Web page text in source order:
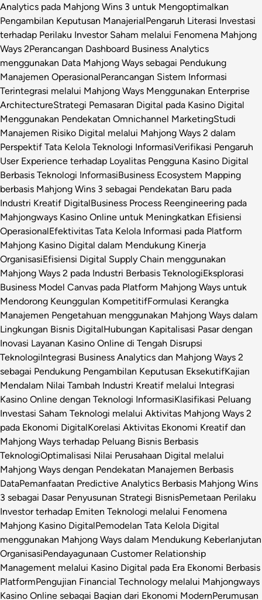
Analytics pada Mahjong Wins 3 untuk Mengoptimalkan
Pengambilan Keputusan ManajerialPengaruh Literasi Investasi
terhadap Perilaku Investor Saham melalui Fenomena Mahjong
Ways 2Perancangan Dashboard Business Analytics
menggunakan Data Mahjong Ways sebagai Pendukung
Manajemen OperasionalPerancangan Sistem Informasi
Terintegrasi melalui Mahjong Ways Menggunakan Enterprise
ArchitectureStrategi Pemasaran Digital pada Kasino Digital
Menggunakan Pendekatan Omnichannel MarketingStudi
Manajemen Risiko Digital melalui Mahjong Ways 2 dalam
Perspektif Tata Kelola Teknologi InformasiVerifikasi Pengaruh
User Experience terhadap Loyalitas Pengguna Kasino Digital
Berbasis Teknologi InformasiBusiness Ecosystem Mapping
berbasis Mahjong Wins 3 sebagai Pendekatan Baru pada
Industri Kreatif DigitalBusiness Process Reengineering pada
Mahjongways Kasino Online untuk Meningkatkan Efisiensi
OperasionalEfektivitas Tata Kelola Informasi pada Platform
Mahjong Kasino Digital dalam Mendukung Kinerja
OrganisasiEfisiensi Digital Supply Chain menggunakan
Mahjong Ways 2 pada Industri Berbasis TeknologiEksplorasi
Business Model Canvas pada Platform Mahjong Ways untuk
Mendorong Keunggulan KompetitifFormulasi Kerangka
Manajemen Pengetahuan menggunakan Mahjong Ways dalam
Lingkungan Bisnis DigitalHubungan Kapitalisasi Pasar dengan
Inovasi Layanan Kasino Online di Tengah Disrupsi
TeknologiIntegrasi Business Analytics dan Mahjong Ways 2
sebagai Pendukung Pengambilan Keputusan EksekutifKajian
Mendalam Nilai Tambah Industri Kreatif melalui Integrasi
Kasino Online dengan Teknologi InformasiKlasifikasi Peluang
Investasi Saham Teknologi melalui Aktivitas Mahjong Ways 2
pada Ekonomi DigitalKorelasi Aktivitas Ekonomi Kreatif dan
Mahjong Ways terhadap Peluang Bisnis Berbasis
TeknologiOptimalisasi Nilai Perusahaan Digital melalui
Mahjong Ways dengan Pendekatan Manajemen Berbasis
DataPemanfaatan Predictive Analytics Berbasis Mahjong Wins
3 sebagai Dasar Penyusunan Strategi BisnisPemetaan Perilaku
Investor terhadap Emiten Teknologi melalui Fenomena
Mahjong Kasino DigitalPemodelan Tata Kelola Digital
menggunakan Mahjong Ways dalam Mendukung Keberlanjutan
OrganisasiPendayagunaan Customer Relationship
Management melalui Kasino Digital pada Era Ekonomi Berbasis
PlatformPengujian Financial Technology melalui Mahjongways
Kasino Online sebagai Bagian dari Ekonomi ModernPerumusan